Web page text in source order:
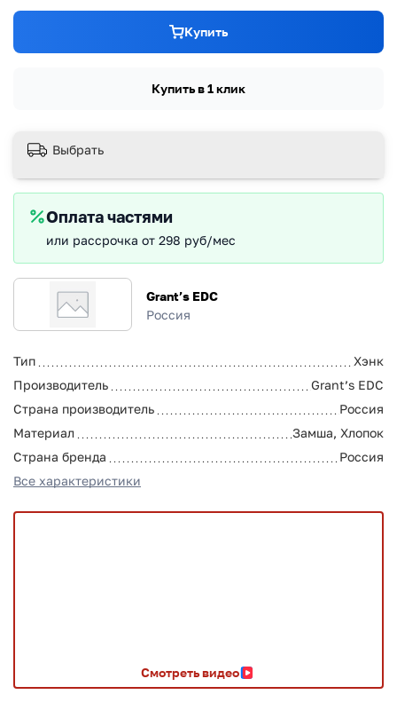
Grant’s EDC
Россия
Тип
Хэнк
Производитель
Grant’s EDC
Страна производитель
Россия
Материал
Замша, Хлопок
Страна бренда
Россия
Все характеристики
Смотреть видео
Купить
Купить в 1 клик
Выбрать
Оплата частями
или рассрочка от 298 руб/мес